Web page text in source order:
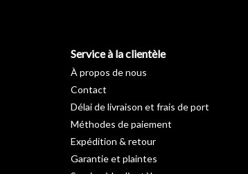
Service à la clientèle
À propos de nous
Contact
Délai de livraison et frais de port
Méthodes de paiement
Expédition & retour
Garantie et plaintes